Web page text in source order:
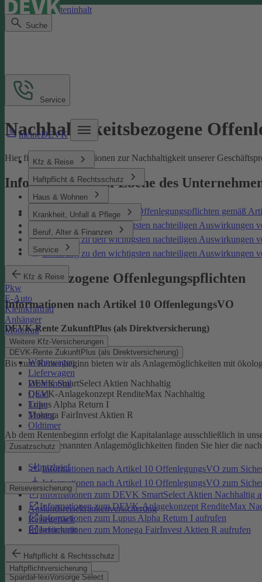
Direkt zum Seiteninhalt
Suche
meineDEVK
Kfz & Reise
Haftpflicht & Rechtsschutz
Haus & Wohnen
Krankheit, Unfall & Pflege
Beruf, Alter & Finanzen
Service
Kfz & Reise
Pkw
E-Auto
Kleinkraftrad
Anhänger
Motorrad
Weitere Kfz-Versicherungen
Wohnwagen
Lieferwagen
Wohnmobil
Quad
Trike
Traktor
Oldtimer
Zusatzschutz
Schutzbrief
Reiseversicherung
Auslandsreisekrankenversicherung
Reisegepäck
Reiserücktritt
Haftpflicht & Rechtsschutz
Haftpflichtversicherung
Service
Nachhaltigkeitsbezogene
Hier finden Sie Informationen zur Nachhaltigkeit unserer
Informationen auf Ebene des
Nachhaltigkeitsbezogene Offenlegungspflichten gemäß
Erklärung zu den wichtigsten nachteiligen
Erklärung zu den wichtigsten nachteiligen Auswirkungen
Erklärung zu den wichtigsten nachteiligen Auswirkungen
Produktbezogene Offenlegungspflichten
Informationen nach Artikel 10 OffenlegungsVO
DEVK-Rente ZukunftPlus (als Direktversicherung)
DEVK-Rente ZukunftPlus (als Direktversicherung)
Bis zum Rentenbeginn bieten wir als Anlagemöglichkeiten mit
DEVK SmartSelect Aktien Nachhaltig
DEVK-Anlagekonzept RenditeMax Nachhaltig
Lupus Alpha Return I
Monega FairInvest Aktien R
Ab dem Rentenbeginn erfolgt die Kapitalanlage ausschließlich in
Zu den oben genannten Anlagemöglichkeiten finden Sie hier die
Informationen nach Artikel 10 OffenlegungsVO zum
Informationen nach Artikel 10 OffenlegungsVO zum
Informationen zum DEVK SmartSelect Aktien Nachhaltig
Informationen zum DEVK-Anlagekonzept RenditeMax
Informationen zum Lupus Alpha Return I aufrufen
Informationen zum Monega FairInvest Aktien R aufrufen
SpardaFlexiVorsorge Select
SpardaFlexiVorsorge Select